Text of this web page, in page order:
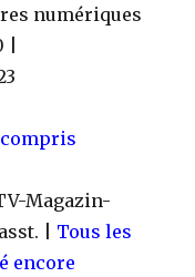
numériques
compris
Magazin-
| Tous les
encore